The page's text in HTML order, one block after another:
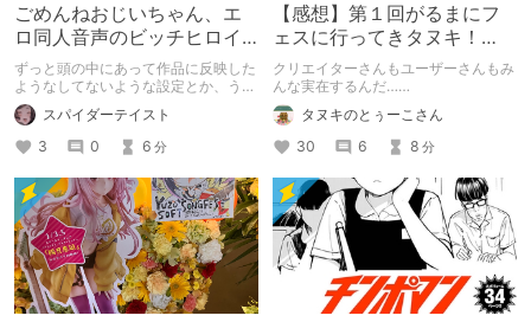
ごめんねおじいちゃん、エ
ロ同人音声のビッチヒロイ
ンに名前使って～過去作品
コンセプトを思い出そう～
ずっと頭の中にあって作品に反映した
ようなしてないような設定とか、うち
のヒロイン達の名づけの法則とかを頭
の中の映●研の金●さんに「そこにあ
っちゃいけねえんだよ」といわれたの
でとりあえず垂れ流します。
スパイダーテイスト
3
0 6 分
【感想】第１回がるまにフ
ェスに行ってきタヌキ！
【レポ】
クリエイターさんもユーザーさんもみ
んな実在するんだ……
タヌキのとぅーこさん
30
6 8 分